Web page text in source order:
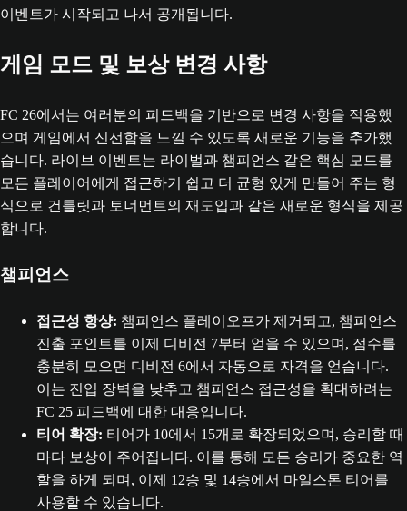
이벤트가 시작되고 나서 공개됩니다.
게임 모드 및 보상 변경 사항
FC 26에서는 여러분의 피드백을 기반으로 변경 사항을 적용했
으며 게임에서 신선함을 느낄 수 있도록 새로운 기능을 추가했
습니다. 라이브 이벤트는 라이벌과 챔피언스 같은 핵심 모드를
모든 플레이어에게 접근하기 쉽고 더 균형 있게 만들어 주는 형
식으로 건틀릿과 토너먼트의 재도입과 같은 새로운 형식을 제공
합니다.
챔피언스
접근성 항샹: 챔피언스 플레이오프가 제거되고, 챔피언스
진출 포인트를 이제 디비전 7부터 얻을 수 있으며, 점수를
충분히 모으면 디비전 6에서 자동으로 자격을 얻습니다.
이는 진입 장벽을 낮추고 챔피언스 접근성을 확대하려는
FC 25 피드백에 대한 대응입니다.
티어 확장: 티어가 10에서 15개로 확장되었으며, 승리할 때
마다 보상이 주어집니다. 이를 통해 모든 승리가 중요한 역
할을 하게 되며, 이제 12승 및 14승에서 마일스톤 티어를
사용할 수 있습니다.